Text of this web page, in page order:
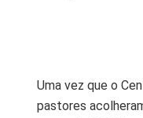
Uma vez que o
pastores